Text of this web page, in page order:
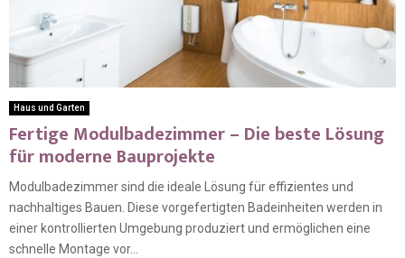
Haus und Garten
Fertige Modulbadezimmer – Die beste Lösung
für moderne Bauprojekte
Modulbadezimmer sind die ideale Lösung für effizientes und
nachhaltiges Bauen. Diese vorgefertigten Badeinheiten werden in
einer kontrollierten Umgebung produziert und ermöglichen eine
schnelle Montage vor...